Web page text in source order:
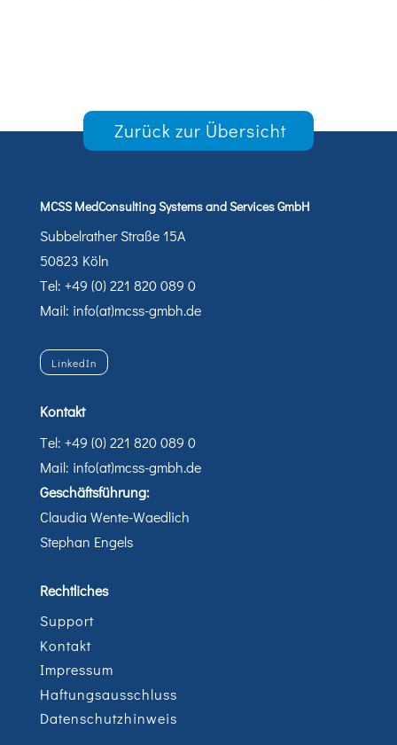
Zurück zur Übersicht
MCSS MedConsulting Systems and Services GmbH
Subbelrather Straße 15A
50823 Köln
Tel: +49 (0) 221 820 089 0
Mail: info(at)mcss-gmbh.de
LinkedIn
Kontakt
Tel: +49 (0) 221 820 089 0
Mail: info(at)mcss-gmbh.de
Geschäftsführung:
Claudia Wente-Waedlich
Stephan Engels
Rechtliches
Support
Kontakt
Impressum
Haftungsausschluss
Datenschutzhinweis